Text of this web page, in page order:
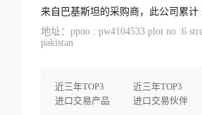
来自巴基斯坦的采购商，此公司累计
地址：ppno : pw4104533 plot no :6
pakistan
近三年TOP3
进口交易产品
近三年TOP3
进口交易伙伴